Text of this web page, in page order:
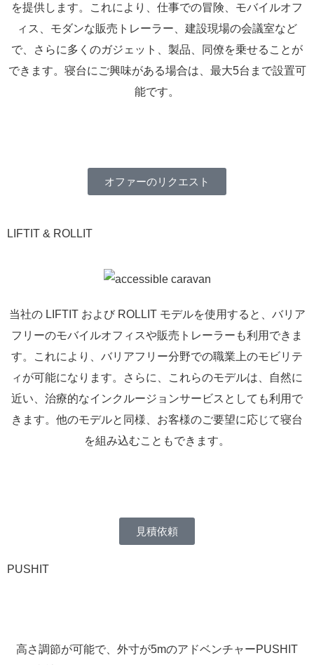
を提供します。これにより、仕事での冒険、モバイルオフ
ィス、モダンな販売トレーラー、建設現場の会議室など
で、さらに多くのガジェット、製品、同僚を乗せることが
できます。寝台にご興味がある場合は、最大5台まで設置可
能です。
オファーのリクエスト
LIFTIT & ROLLIT
当社の LIFTIT および ROLLIT モデルを使用すると、バリア
フリーのモバイルオフィスや販売トレーラーも利用できま
す。これにより、バリアフリー分野での職業上のモビリテ
ィが可能になります。さらに、これらのモデルは、自然に
近い、治療的なインクルージョンサービスとしても利用で
きます。他のモデルと同様、お客様のご要望に応じて寝台
を組み込むこともできます。
見積依頼
PUSHIT
高さ調節が可能で、外寸が5mのアドベンチャーPUSHIT